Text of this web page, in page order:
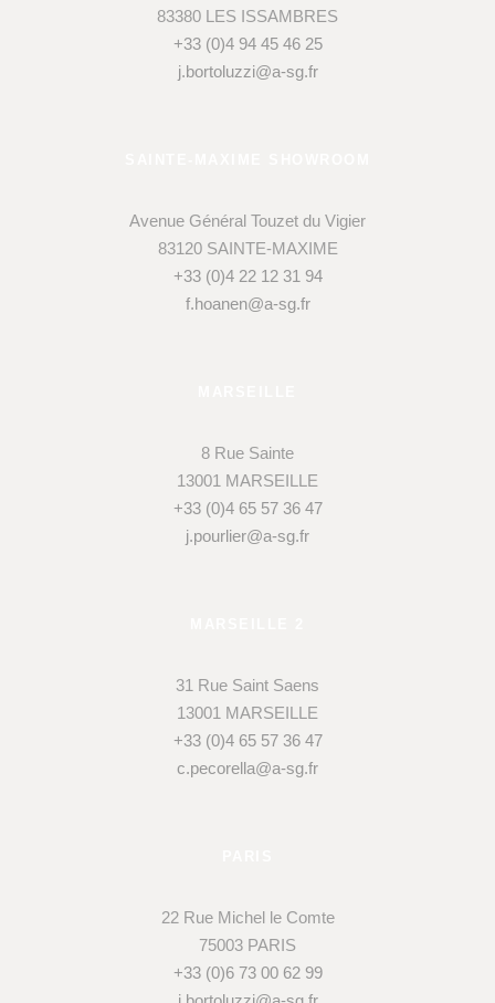
83380 LES ISSAMBRES
+33 (0)4 94 45 46 25
j.bortoluzzi@a-sg.fr
Avenue Général Touzet du Vigier
83120 SAINTE-MAXIME
+33 (0)4 22 12 31 94
f.hoanen@a-sg.fr
8 Rue Sainte
13001 MARSEILLE
+33 (0)4 65 57 36 47
j.pourlier@a-sg.fr
31 Rue Saint Saens
13001 MARSEILLE
+33 (0)4 65 57 36 47
c.pecorella@a-sg.fr
22 Rue Michel le Comte
75003 PARIS
+33 (0)6 73 00 62 99